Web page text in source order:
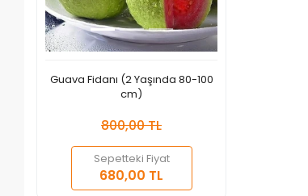
Guava Fidanı (2 Yaşında 80-100
cm)
800,00 TL
Sepetteki Fiyat
680,00 TL
Adet
Sepete Ekle